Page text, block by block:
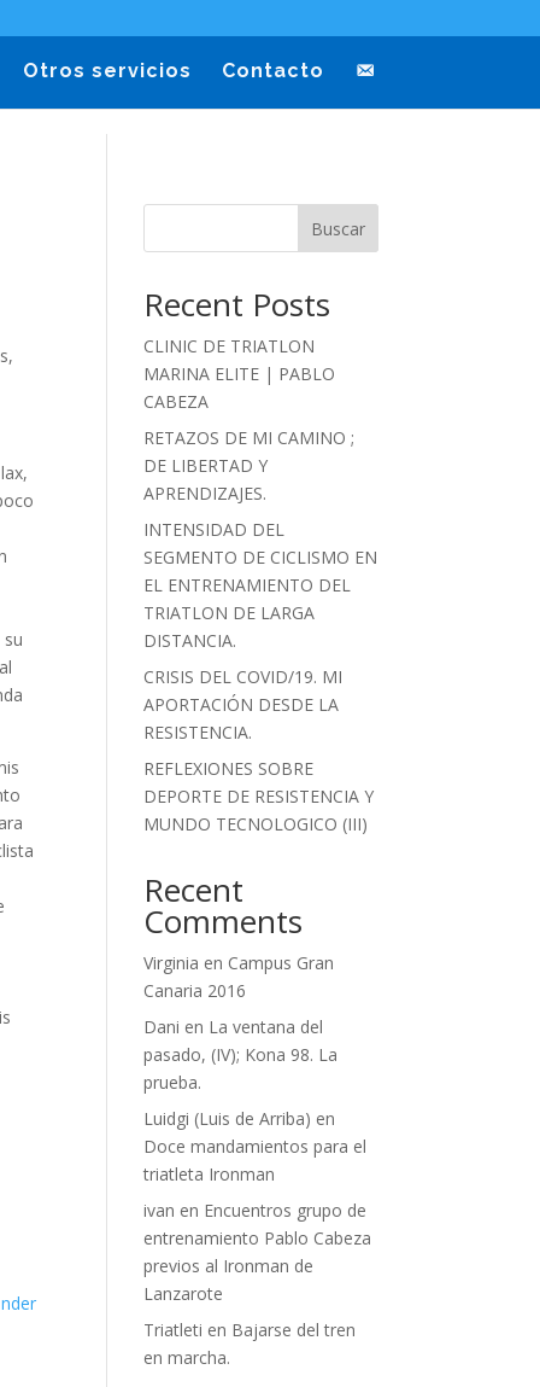
Otros servicios Contacto
Buscar
Recent Posts
CLINIC DE TRIATLON
MARINA ELITE | PABLO
CABEZA
RETAZOS DE MI CAMINO ;
DE LIBERTAD Y
APRENDIZAJES.
INTENSIDAD DEL
SEGMENTO DE CICLISMO EN
EL ENTRENAMIENTO DEL
TRIATLON DE LARGA
DISTANCIA.
CRISIS DEL COVID/19. MI
APORTACIÓN DESDE LA
RESISTENCIA.
REFLEXIONES SOBRE
DEPORTE DE RESISTENCIA Y
MUNDO TECNOLOGICO (III)
Recent
Comments
Virginia en Campus Gran
Canaria 2016
Dani en La ventana del
pasado, (IV); Kona 98. La
prueba.
Luidgi (Luis de Arriba) en
Doce mandamientos para el
triatleta Ironman
ivan en Encuentros grupo de
entrenamiento Pablo Cabeza
previos al Ironman de
Lanzarote
Triatleti en Bajarse del tren
en marcha.